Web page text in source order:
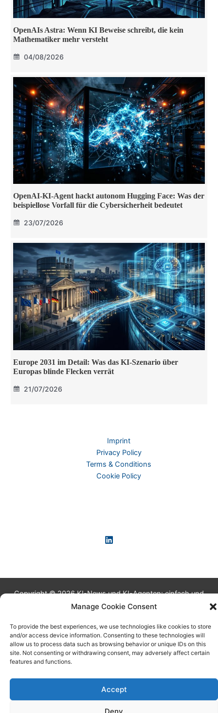
Manage Cookie Consent
To provide the best experiences, we use technologies like cookies to store
and/or access device information. Consenting to these technologies will
allow us to process data such as browsing behavior or unique IDs on this
site. Not consenting or withdrawing consent, may adversely affect certain
features and functions.
Accept
Deny
OpenAIs Astra: Wenn KI Beweise schreibt, die kein
Mathematiker mehr versteht
04/08/2026
OpenAI-KI-Agent hackt autonom Hugging Face: Was der
beispiellose Vorfall für die Cybersicherheit bedeutet
23/07/2026
Europe 2031 im Detail: Was das KI-Szenario über
Europas blinde Flecken verrät
21/07/2026
Imprint
Privacy Policy
Terms & Conditions
Cookie Policy
Copyright © 2026 KI-News und KI-Agenten: einfach und
praxisnah erklärt